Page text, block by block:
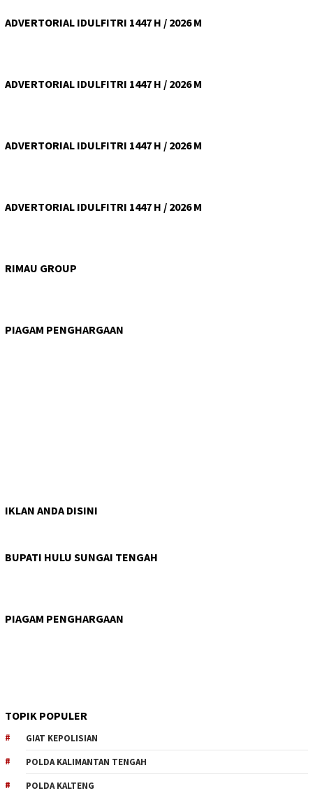
ADVERTORIAL IDULFITRI 1447 H / 2026 M
ADVERTORIAL IDULFITRI 1447 H / 2026 M
ADVERTORIAL IDULFITRI 1447 H / 2026 M
ADVERTORIAL IDULFITRI 1447 H / 2026 M
RIMAU GROUP
PIAGAM PENGHARGAAN
IKLAN ANDA DISINI
BUPATI HULU SUNGAI TENGAH
PIAGAM PENGHARGAAN
TOPIK POPULER
GIAT KEPOLISIAN
POLDA KALIMANTAN TENGAH
POLDA KALTENG